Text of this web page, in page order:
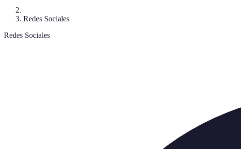
Redes Sociales
Redes Sociales